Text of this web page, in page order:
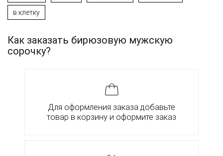
в клетку
Как заказать бирюзовую мужскую
сорочку?
Для оформления заказа добавьте
товар в корзину и оформите заказ